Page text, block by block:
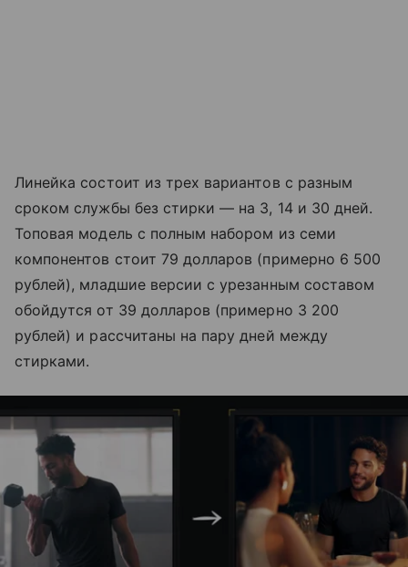
Линейка состоит из трех вариантов с разным
сроком службы без стирки — на 3, 14 и 30 дней.
Топовая модель с полным набором из семи
компонентов стоит 79 долларов (примерно 6 500
рублей), младшие версии с урезанным составом
обойдутся от 39 долларов (примерно 3 200
рублей) и рассчитаны на пару дней между
стирками.